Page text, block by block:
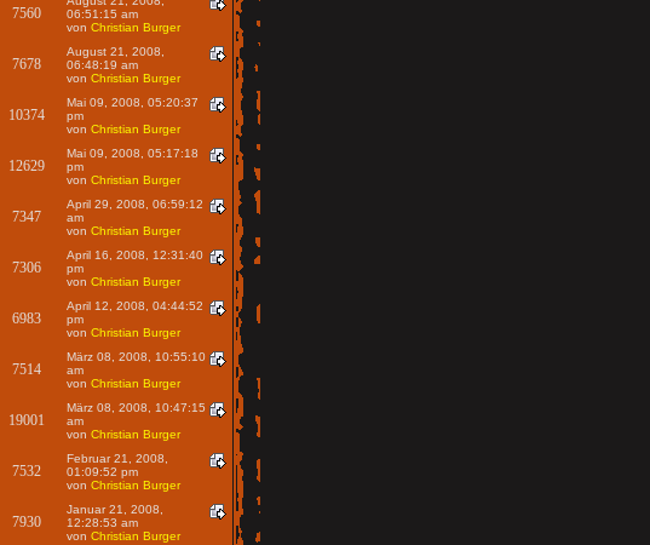
7560
06:51:15 am
von Christian Burger
7678
August 21, 2008,
06:48:19 am
von Christian Burger
10374
Mai 09, 2008, 05:20:37
pm
von Christian Burger
12629
Mai 09, 2008, 05:17:18
pm
von Christian Burger
7347
April 29, 2008, 06:59:12
am
von Christian Burger
7306
April 16, 2008, 12:31:40
pm
von Christian Burger
6983
April 12, 2008, 04:44:52
pm
von Christian Burger
7514
März 08, 2008, 10:55:10
am
von Christian Burger
19001
März 08, 2008, 10:47:15
am
von Christian Burger
7532
Februar 21, 2008,
01:09:52 pm
von Christian Burger
7930
Januar 21, 2008,
12:28:53 am
von Christian Burger